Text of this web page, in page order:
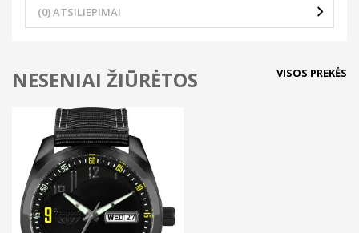
(0) ATSILIEPIMAI
NESENIAI ŽIŪRĖTOS VISOS PREKĖS